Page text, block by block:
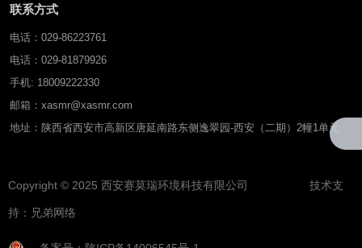
联系方式
电话：029-86223761
电话：029-81879926
手机: 18009222330
邮箱：xasmr@xasmr.com
地址：陕西省西安市高新区唐延南路东侧逸翠园-西安（二期）2幢1单元
Copyright © 2025 西安赛莫瑞环境科技有限公司 技术支
持： 兄弟网络